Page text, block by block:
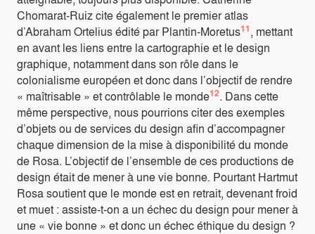
Chomarat-Ruiz cite également le premier atlas
d’Abraham Ortelius édité par Plantin-Moretus11, mettant
en avant les liens entre la cartographie et le design
graphique, notamment dans son rôle dans le
colonialisme européen et donc dans l’objectif de rendre
« maîtrisable » et contrôlable le monde12. Dans cette
même perspective, nous pourrions citer des exemples
d’objets ou de services du design afin d’accompagner
chaque dimension de la mise à disponibilité du monde
de Rosa. L’objectif de l’ensemble de ces productions de
design était de mener à une vie bonne. Pourtant Hartmut
Rosa soutient que le monde est en retrait, devenant froid
et muet : assiste-t-on a un échec du design pour mener à
une « vie bonne » et donc un échec éthique du design ?